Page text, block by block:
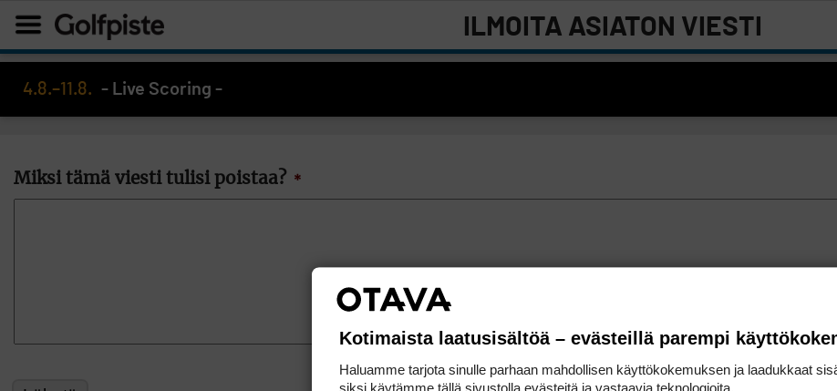
ILMOITA ASIATON VIESTI
4.8.–11.8. - Live Scoring -
Miksi tämä viesti tulisi poistaa? *
Kotimaista laatusisältöä – evästeillä parempi
Haluamme tarjota sinulle parhaan mahdollisen käyttökokemuksen ja laadukkaat
siksi käytämme tällä sivustolla evästeitä ja vastaavia teknologioita.